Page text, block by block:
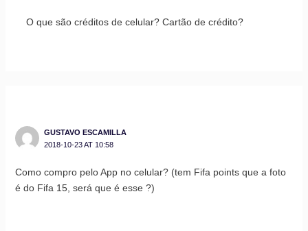
O que são créditos de celular? Cartão de crédito?
GUSTAVO ESCAMILLA
2018-10-23 AT 10:58
Como compro pelo App no celular? (tem Fifa points que a foto
é do Fifa 15, será que é esse ?)